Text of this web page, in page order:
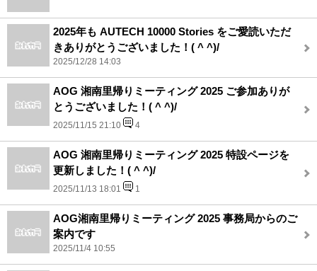
2025年も AUTECH 10000 Stories をご愛読いただ
きありがとうございました！( ^ ^)/
2025/12/28 14:03
AOG 湘南里帰りミーティング 2025 ご参加ありが
とうございました！( ^ ^)/
2025/11/15 21:10 4
AOG 湘南里帰りミーティング 2025 特設ページを
更新しました！( ^ ^)/
2025/11/13 18:01 1
AOG湘南里帰りミーティング 2025 事務局からのご
案内です
2025/11/4 10:55